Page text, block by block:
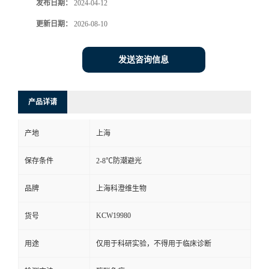
发布日期： 2024-04-12
更新日期： 2026-08-10
发送咨询信息
产品详请
产地 上海
保存条件 2-8℃防潮避光
品牌 上海科澄维生物
货号 KCW19980
用途 仅用于科研实验，不得用于临床诊断